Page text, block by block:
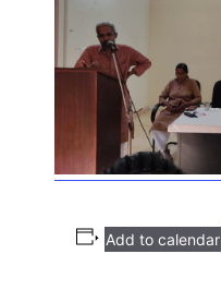
Add to calendar